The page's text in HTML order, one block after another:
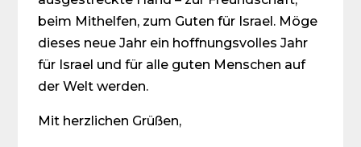
beim Mithelfen, zum Guten für Israel. Möge
dieses neue Jahr ein hoffnungsvolles Jahr
für Israel und für alle guten Menschen auf
der Welt werden.
Mit herzlichen Grüßen,